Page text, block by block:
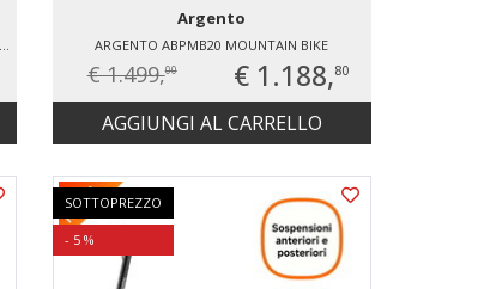
Argento
ARGENTO ABPMB20 MOUNTAIN BIKE
€ 1.499,00 € 1.188,80
AGGIUNGI AL CARRELLO
SOTTOPREZZO
- 5 %